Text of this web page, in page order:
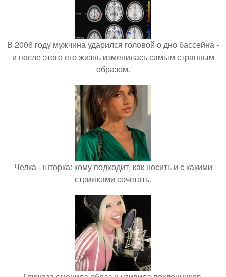
В 2006 году мужчина ударился головой о дно бассейна -
и после этого его жизнь изменилась самым странным
образом.
Челка - шторка: кому подходит, как носить и с какими
стрижками сочетать.